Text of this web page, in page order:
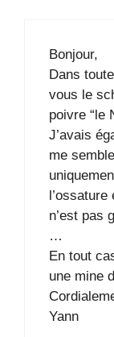
Bonjour,
Dans
vous le
poivre “le
J’avais
me
n’est pas
…
En tout
une mine
Yann